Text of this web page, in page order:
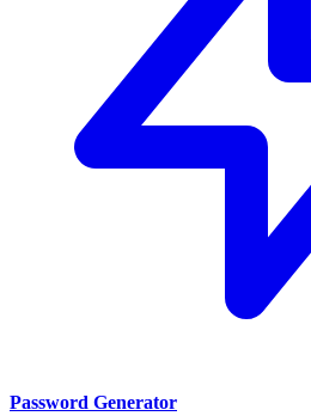
Password Generator